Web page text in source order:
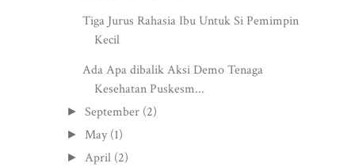
Tiga Jurus Rahasia Ibu Untuk Si Pemimpin
Kecil
Ada Apa dibalik Aksi Demo Tenaga
Kesehatan Puskesm...
►September (2)
► May (1)
► April (2)